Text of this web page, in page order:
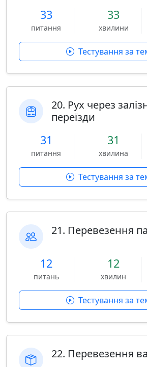
33
питання
33
хвилини
Тестування за
20. Рух через
переїзди
31
питання
31
хвилина
Тестування за
21. Перевезення
12
питань
12
хвилин
Тестування за
22. Перевезення